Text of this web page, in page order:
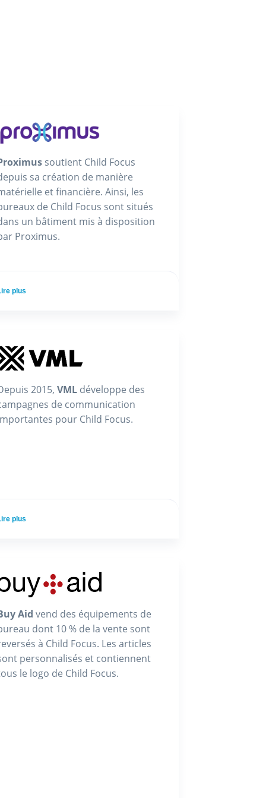
soutient Child Focus
sa création de manière
et financière. Ainsi, les
de Child Focus sont situés
un bâtiment mis à disposition
Proximus.
plus
2015, VMLdéveloppe des
de communication
pour Child Focus.
plus
Aid vend des équipements de
dont 10 % de la vente sont
à Child Focus. Les articles
personnalisés et contiennent
le logo de Child Focus.